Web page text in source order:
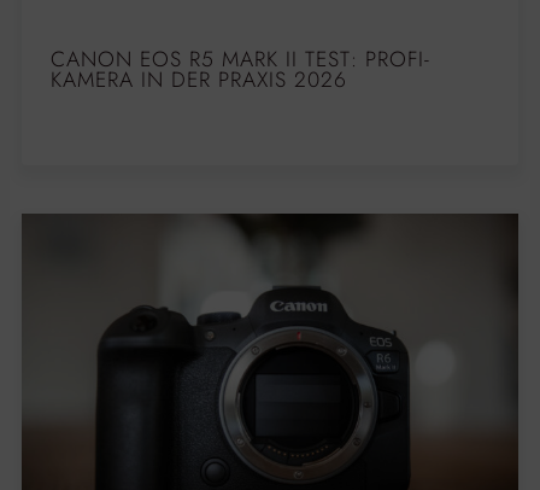
CANON EOS R5 MARK II TEST: PROFI-
KAMERA IN DER PRAXIS 2026